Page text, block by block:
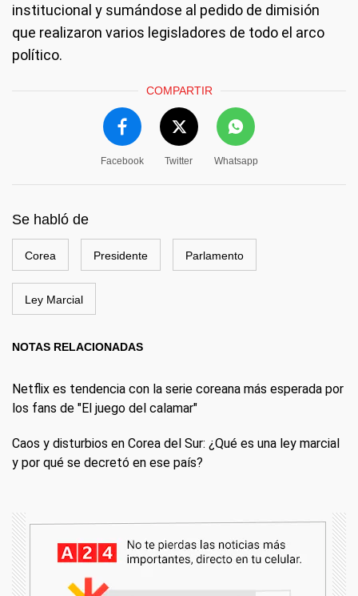
institucional y sumándose al pedido de dimisión
que realizaron varios legisladores de todo el arco
político.
COMPARTIR
Facebook Twitter Whatsapp
Se habló de
Corea Presidente Parlamento
Ley Marcial
NOTAS RELACIONADAS
Netflix es tendencia con la serie coreana más esperada por
los fans de "El juego del calamar"
Caos y disturbios en Corea del Sur: ¿Qué es una ley marcial
y por qué se decretó en ese país?